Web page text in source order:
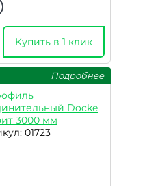
Купить в 1 клик
Подробнее
Docke
3000 мм
01723